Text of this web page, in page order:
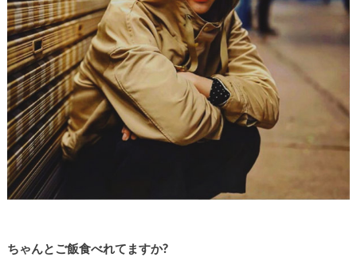
ちゃんとご飯食べれてますか?